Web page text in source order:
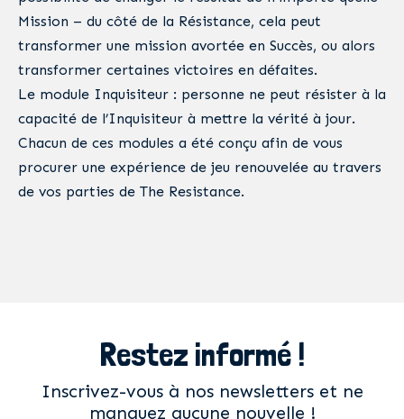
Mission – du côté de la Résistance, cela peut
transformer une mission avortée en Succès, ou alors
transformer certaines victoires en défaites.
Le module Inquisiteur : personne ne peut résister à la
capacité de l’Inquisiteur à mettre la vérité à jour.
Chacun de ces modules a été conçu afin de vous
procurer une expérience de jeu renouvelée au travers
de vos parties de The Resistance.
Restez informé !
Inscrivez-vous à nos newsletters et ne
manquez aucune nouvelle !